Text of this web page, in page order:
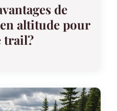
de
altitude pour
trail?